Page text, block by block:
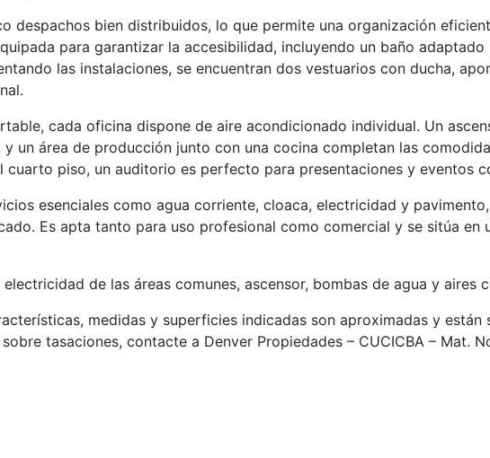
despachos bien distribuidos, lo que permite una organización
para garantizar la accesibilidad, incluyendo un baño adaptado
las instalaciones, se encuentran dos vestuarios con ducha,
cada oficina dispone de aire acondicionado individual. Un
un área de producción junto con una cocina completan las
cuarto piso, un auditorio es perfecto para presentaciones y eventos
esenciales como agua corriente, cloaca, electricidad y
Es apta tanto para uso profesional como comercial y se sitúa en
de las áreas comunes, ascensor, bombas de agua y aires
medidas y superficies indicadas son aproximadas y están
tasaciones, contacte a Denver Propiedades – CUCICBA – Mat.